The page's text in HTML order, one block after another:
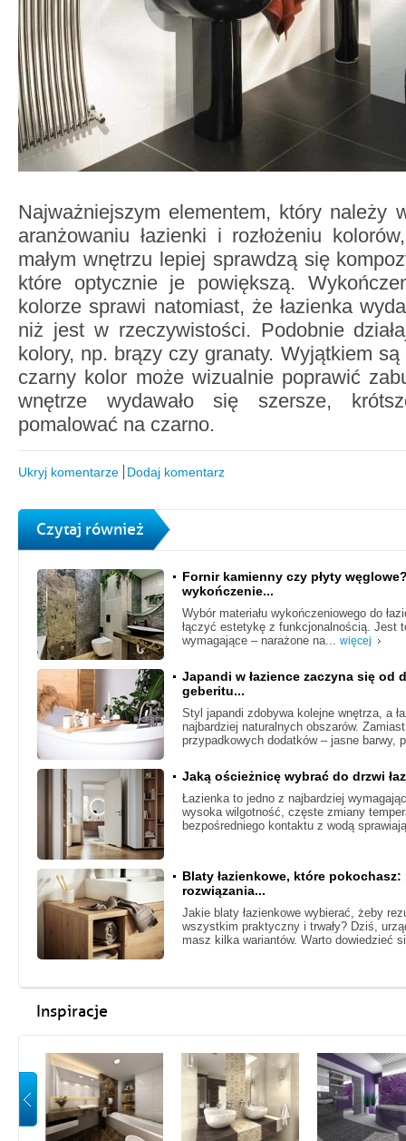
Najważniejszym elementem, który należy
aranżowaniu łazienki i rozłożeniu
małym wnętrzu lepiej sprawdzą się
które optycznie je powiększą.
kolorze sprawi natomiast, że łazienka
niż jest w rzeczywistości. Podobnie
kolory, np. brązy czy granaty. Wyjątkiem są
czarny kolor może wizualnie poprawić
wnętrze wydawało się szersze,
pomalować na czarno.
Ukryj komentarze Dodaj komentarz
Czytaj również
Fornir kamienny czy płyty
wykończenie...
Wybór materiału wykończeniowego do
łączyć estetykę z funkcjonalnością. Jest
wymagające – narażone na... więcej
Japandi w łazience zaczyna się od
geberitu...
Styl japandi zdobywa kolejne wnętrza, a
najbardziej naturalnych obszarów.
przypadkowych dodatków – jasne barwy,
Jaką ościeżnicę wybrać do drzwi
Łazienka to jedno z najbardziej
wysoka wilgotność, częste zmiany
bezpośredniego kontaktu z wodą
Blaty łazienkowe, które
rozwiązania...
Jakie blaty łazienkowe wybierać, żeby
wszystkim praktyczny i trwały? Dziś,
masz kilka wariantów. Warto dowiedzieć
Inspiracje